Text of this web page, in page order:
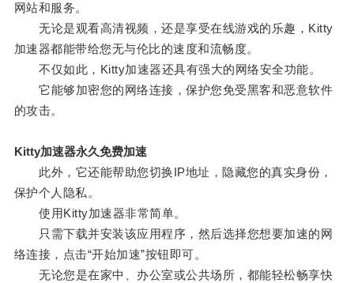
网站和服务。
无论是观看高清视频，还是享受在线游戏的乐趣，Kitty
加速器都能带给您无与伦比的速度和流畅度。
不仅如此，Kitty加速器还具有强大的网络安全功能。
它能够加密您的网络连接，保护您免受黑客和恶意软件
的攻击。
Kitty加速器永久免费加速
此外，它还能帮助您切换IP地址，隐藏您的真实身份，
保护个人隐私。
使用Kitty加速器非常简单。
只需下载并安装该应用程序，然后选择您想要加速的网
络连接，点击“开始加速”按钮即可。
无论您是在家中、办公室或公共场所，都能轻松畅享快